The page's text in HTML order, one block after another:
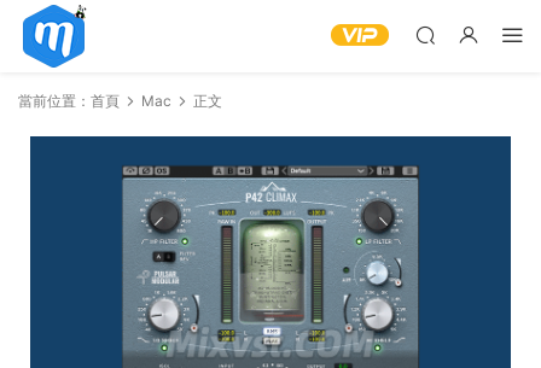
當前位置： 首頁 Mac 正文